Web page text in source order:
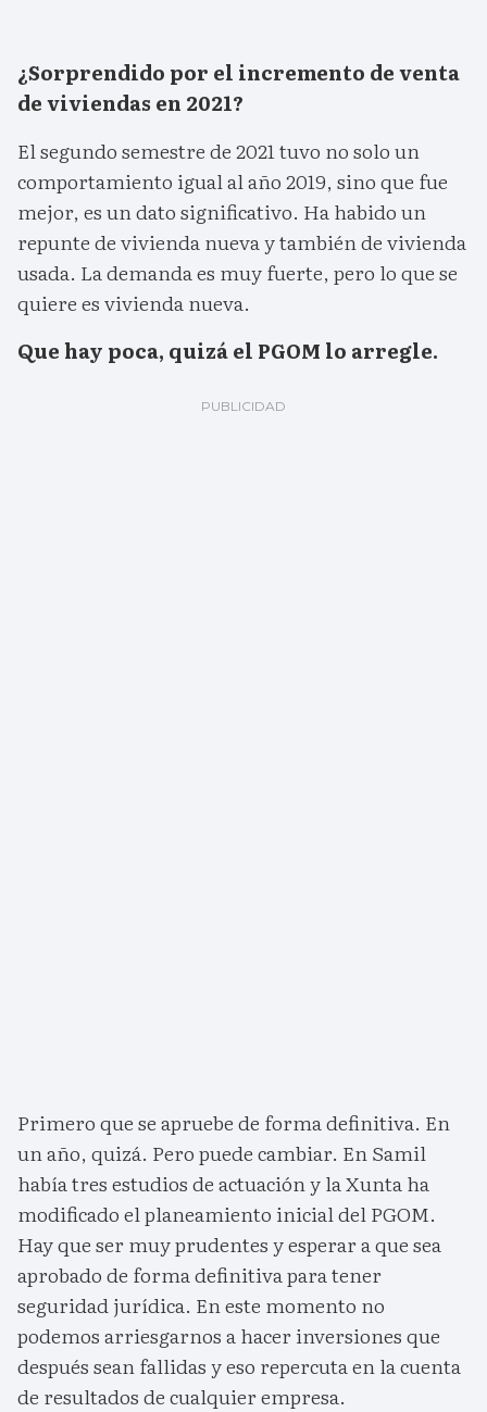
¿Sorprendido por el incremento de venta
de viviendas en 2021?
El segundo semestre de 2021 tuvo no solo un
comportamiento igual al año 2019, sino que fue
mejor, es un dato significativo. Ha habido un
repunte de vivienda nueva y también de vivienda
usada. La demanda es muy fuerte, pero lo que se
quiere es vivienda nueva.
Que hay poca, quizá el PGOM lo arregle.
Primero que se apruebe de forma definitiva. En
un año, quizá. Pero puede cambiar. En Samil
había tres estudios de actuación y la Xunta ha
modificado el planeamiento inicial del PGOM.
Hay que ser muy prudentes y esperar a que sea
aprobado de forma definitiva para tener
seguridad jurídica. En este momento no
podemos arriesgarnos a hacer inversiones que
después sean fallidas y eso repercuta en la cuenta
de resultados de cualquier empresa.